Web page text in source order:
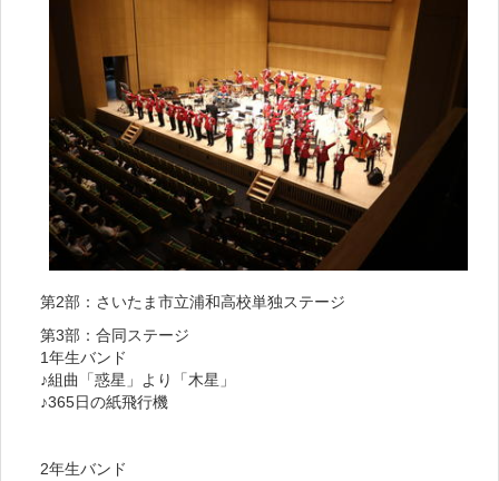
第2部：さいたま市立浦和高校単独ステージ
第3部：合同ステージ
1年生バンド
♪組曲「惑星」より「木星」
♪365日の紙飛行機
2年生バンド